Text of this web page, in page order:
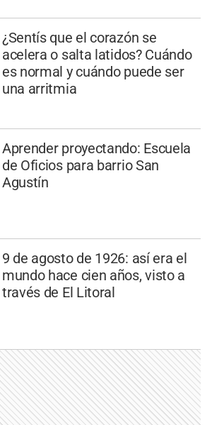
¿Sentís que el corazón se
acelera o salta latidos? Cuándo
es normal y cuándo puede ser
una arritmia
Aprender proyectando: Escuela
de Oficios para barrio San
Agustín
9 de agosto de 1926: así era el
mundo hace cien años, visto a
través de El Litoral